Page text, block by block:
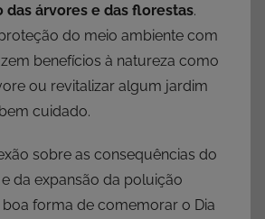
das árvores e das florestas.
do meio ambiente com
benefícios à natureza como
ou revitalizar algum jardim
cuidado.
sobre as consequências do
da expansão da poluição
forma de comemorar o Dia